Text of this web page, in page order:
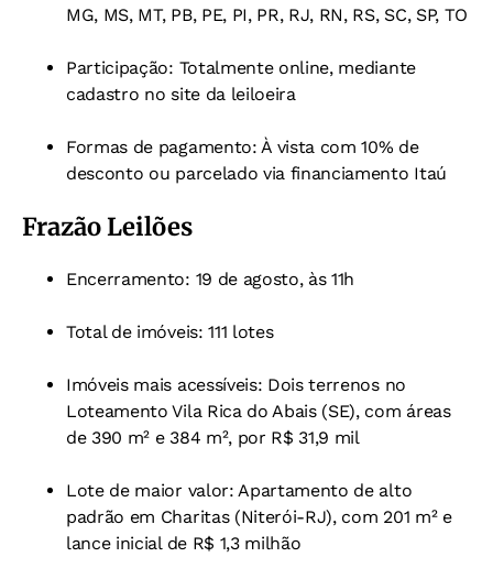
MG, MS, MT, PB, PE, PI, PR, RJ, RN, RS, SC, SP, TO
Participação: Totalmente online, mediante
cadastro no site da leiloeira
Formas de pagamento: À vista com 10% de
desconto ou parcelado via financiamento Itaú
Frazão Leilões
Encerramento: 19 de agosto, às 11h
Total de imóveis: 111 lotes
Imóveis mais acessíveis: Dois terrenos no
Loteamento Vila Rica do Abais (SE), com áreas
de 390 m² e 384 m², por R$ 31,9 mil
Lote de maior valor: Apartamento de alto
padrão em Charitas (Niterói-RJ), com 201 m² e
lance inicial de R$ 1,3 milhão